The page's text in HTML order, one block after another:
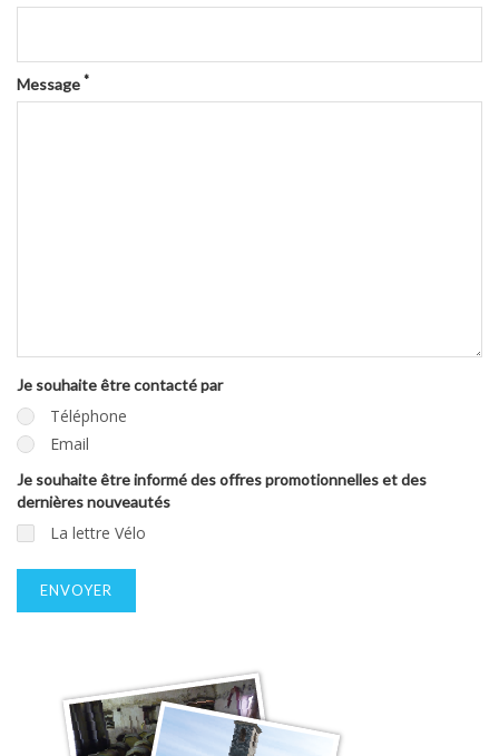
Message *
Je souhaite être contacté par
Téléphone
Email
Je souhaite être informé des offres promotionnelles et des
dernières nouveautés
La lettre Vélo
ENVOYER